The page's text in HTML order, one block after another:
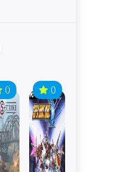
0 0